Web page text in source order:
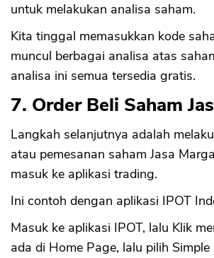
untuk melakukan analisa saham.
Kita tinggal memasukkan kode
muncul berbagai analisa atas
analisa ini semua tersedia gratis.
7. Order Beli Saham
Langkah selanjutnya adalah
atau pemesanan saham Jasa
masuk ke aplikasi trading.
Ini contoh dengan aplikasi IPOT
Masuk ke aplikasi IPOT, lalu Klik
ada di Home Page, lalu pilih